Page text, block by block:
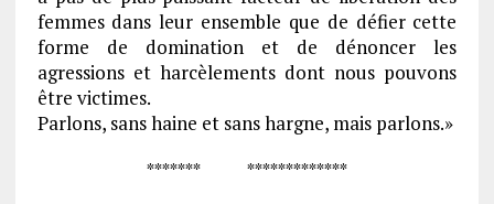
femmes dans leur ensemble que de défier cette
forme de domination et de dénoncer les
agressions et harcèlements dont nous pouvons
être victimes.
Parlons, sans haine et sans hargne, mais parlons.»
******* *************